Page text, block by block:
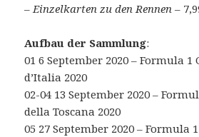
–Einzelkarten zu den Rennen –
Aufbau der Sammlung:
01 6 September 2020 – Formula 1
d’Italia 2020
02-04 13 September 2020 –
della Toscana 2020
05 27 September 2020 – Formula